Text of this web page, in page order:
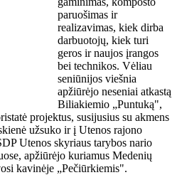
paruošimas ir
realizavimas, kiek dirba
darbuotojų, kiek turi
geros ir naujos įrangos
bei technikos. Vėliau
seniūnijos viešnia
apžiūrėjo neseniai atkastą
Biliakiemio „Puntuką",
projektus, susijusius su akmens
užsuko ir į Utenos rajono
Utenos skyriaus tarybos nario
apžiūrėjo kuriamus Medenių
kavinėje „Pečiūrkiemis".